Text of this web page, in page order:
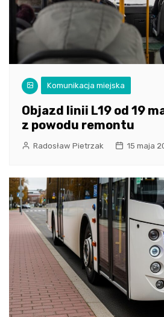
Komunikacja miejska
Objazd linii L19 od 19
z powodu remontu
Radosław Pietrzak 15 maja